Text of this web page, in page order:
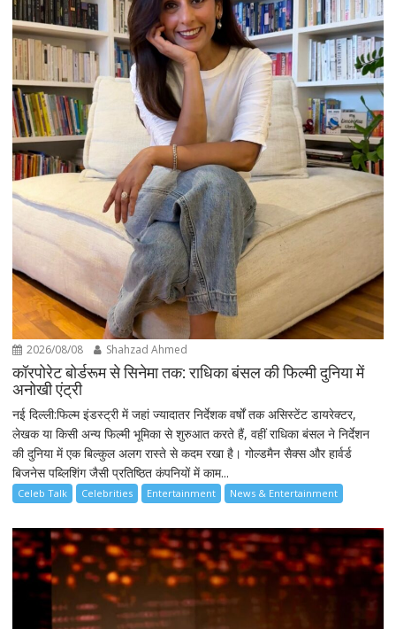
2026/08/08 Shahzad Ahmed
कॉरपोरेट बोर्डरूम से सिनेमा तक: राधिका बंसल की फिल्मी दुनिया में
अनोखी एंट्री
नई दिल्ली:फिल्म इंडस्ट्री में जहां ज्यादातर निर्देशक वर्षों तक असिस्टेंट डायरेक्टर,
लेखक या किसी अन्य फिल्मी भूमिका से शुरुआत करते हैं, वहीं राधिका बंसल ने निर्देशन
की दुनिया में एक बिल्कुल अलग रास्ते से कदम रखा है। गोल्डमैन सैक्स और हार्वर्ड
बिजनेस पब्लिशिंग जैसी प्रतिष्ठित कंपनियों में काम...
Celeb Talk Celebrities Entertainment News & Entertainment